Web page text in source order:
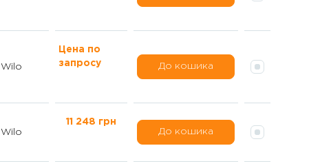
Wilo
Цена по
запросу
До кошика
Wilo
11 248 грн
До кошика